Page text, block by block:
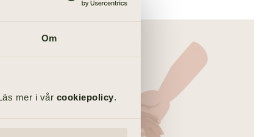
Om
mer i vår cookiepolicy.